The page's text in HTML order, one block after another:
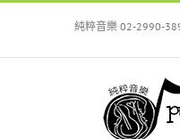
Skip
純粹音樂 02-2990-